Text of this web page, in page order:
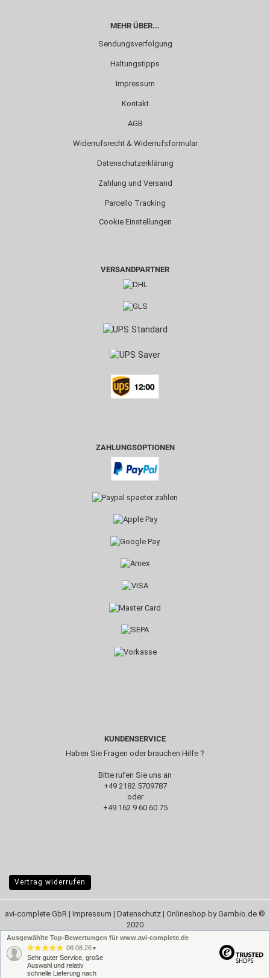
MEHR ÜBER...
Sendungsverfolgung
Haltungstipps
Impressum
Kontakt
AGB
Widerrufsrecht & Widerrufsformular
Datenschutzerklärung
Zahlung und Versand
Parcello Tracking
Cookie Einstellungen
VERSANDPARTNER
ZAHLUNGSOPTIONEN
KUNDENSERVICE
Haben Sie Fragen oder brauchen Hilfe ?
Bitte rufen Sie uns an
+49 2182 5709787‬
oder
+49 162 9 60 60 75
Vertrag widerrufen
avi-complete GbR | Impressum | Datenschutz | Onlineshop by Gambio.de ©
2020
Ausgewählte Top-Bewertungen für www.avi-complete.de
08.08.26 ▼
Sehr guter Service, große
Auswahl und relativ
schnelle Lieferung nach